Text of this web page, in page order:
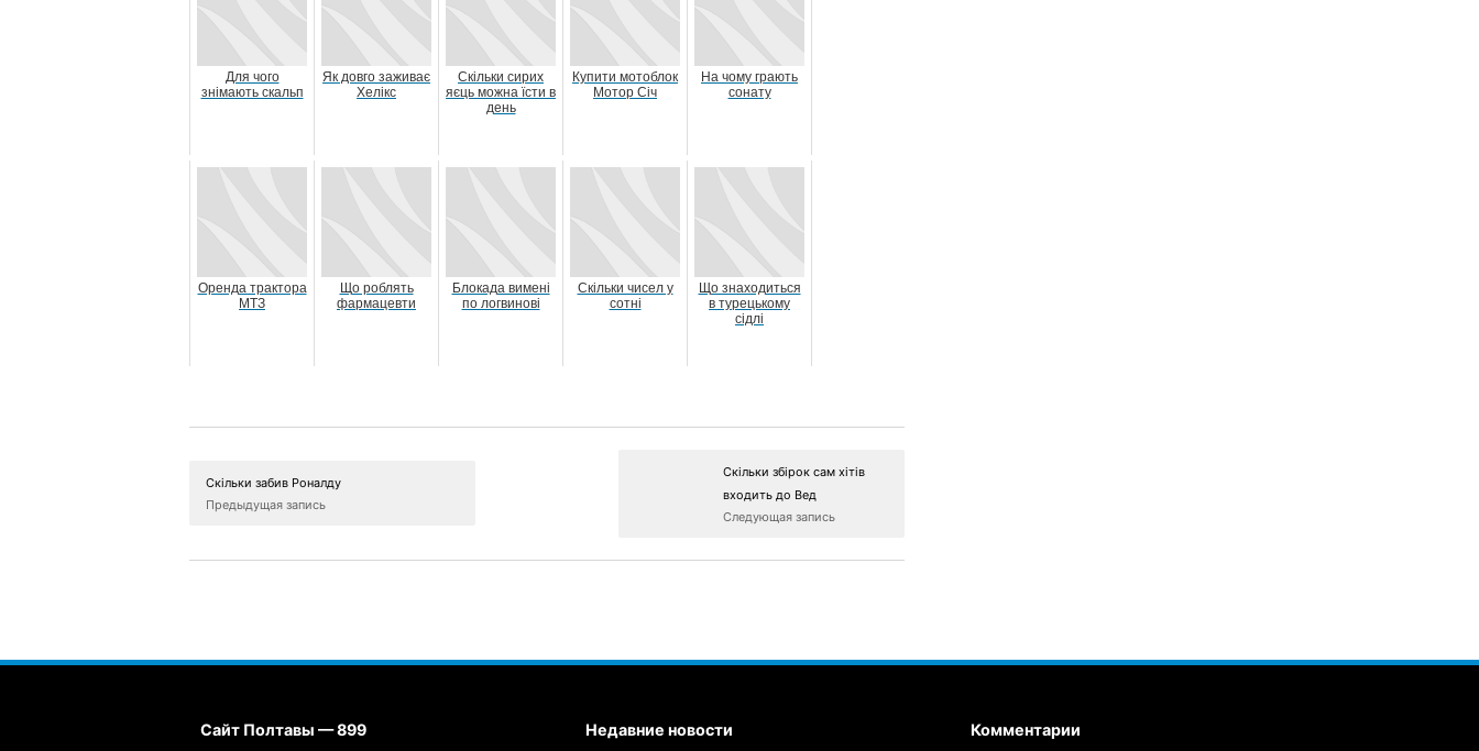
Для чого
знімають скальп
Як довго заживає
Хелікс
Скільки сирих
яєць можна їсти в
день
Купити мотоблок
Мотор Січ
На чому грають
сонату
Оренда трактора
МТЗ
Що роблять
фармацевти
Блокада вимені
по логвинові
Скільки чисел у
сотні
Що знаходиться
в турецькому
сідлі
Скільки забив Роналду
Предыдущая запись
Скільки збірок сам хітів
входить до Вед
Следующая запись
Сайт Полтавы — 899 Недавние новости Комментарии